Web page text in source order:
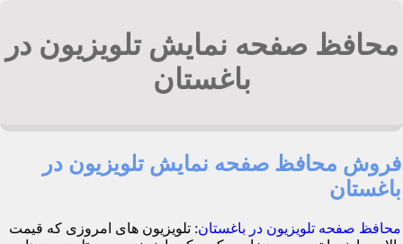
محافظ صفحه نمایش تلویزیون در
باغستان
فروش محافظ صفحه نمایش تلویزیون در
باغستان
محافظ صفحه تلویزیون در باغستان: تلویزیون های امروزی که قیمت